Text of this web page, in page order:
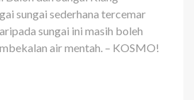
sungai sederhana tercemar
sungai ini masih boleh
air mentah. – KOSMO!